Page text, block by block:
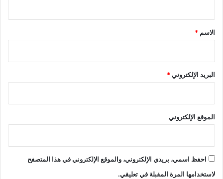
*
الاسم *
البريد الإلكتروني*
الموقع الإلكتروني
احفظ اسمي، بريدي الإلكتروني، والموقع الإلكتروني في هذا المتصفح
لاستخدامها المرة المقبلة في تعليقي.